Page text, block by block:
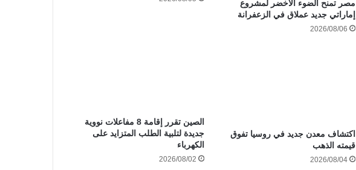
مصر تمنح الضوء الأخضر لمشروع
إماراتي جديد عملاق في الزعفرانة
2026/08/06
اكتشاف معدن جديد في روسيا تفوق
قيمته الذهب
2026/08/04
الصين تقرر إقامة 8 مفاعلات نووية
جديدة لتلبية الطلب المتزايد على
الكهرباء
2026/08/02